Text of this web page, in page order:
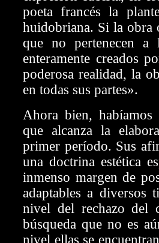
poeta francés la
huidobriana. Si la obra
que no pertenecen
enteramente creados
poderosa realidad, la
en todas sus partes».
Ahora bien, habíamos
que alcanza la
primer período. Sus
una doctrina estética
inmenso margen de
adaptables a diversos
nivel del rechazo del
búsqueda que no es
nivel ellas se